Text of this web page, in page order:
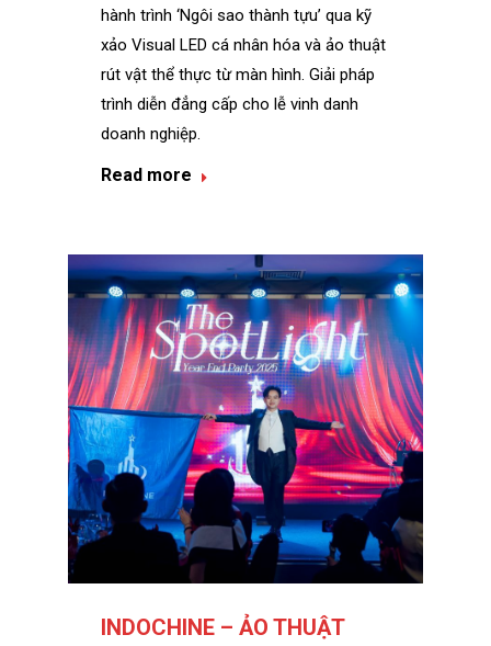
hành trình ‘Ngôi sao thành tựu’ qua kỹ
xảo Visual LED cá nhân hóa và ảo thuật
rút vật thể thực từ màn hình. Giải pháp
trình diễn đẳng cấp cho lễ vinh danh
doanh nghiệp.
Read more
INDOCHINE – ẢO THUẬT